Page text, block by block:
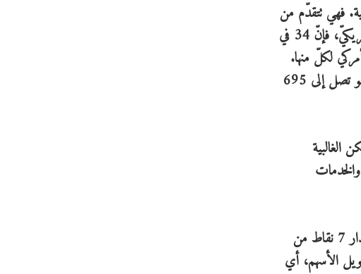
فهي تتقدّم من
حيث مبلغ التمويل وعدد جولات الأسهم. وفي حين تنتمي نيجيريا إلى اتحاد خاص بها مع مبلغ 1.8 مليار دولار أمريكيّ، فإنّ 34 في
لكلّ منها.
وأكملت السنغال المراكز الخمسة الأولى بينما تسارعت أفريقيا الناطقة بالفرنسية 2.6 مرّة أسرع من القارّة، مع نسبة نمو تصل إلى 695
ولكن الغالبية
والخدمات
جمعت الشركات الناشئة التي أسستها النساء 20 في المائة من جولات الاستثمار في العام 2021، مسجّلةً ارتفاعاً بمقدار 7 نقاط من
ما نسبته 16 في المائة من إجمالي تمويل الأسهم، أي